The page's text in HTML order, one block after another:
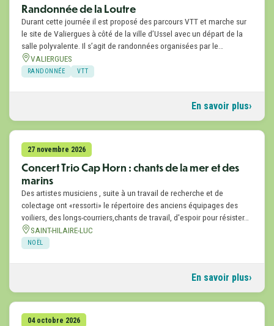
Randonnée de la Loutre
Durant cette journée il est proposé des parcours VTT et marche sur
le site de Valiergues à côté de la ville d’Ussel avec un départ de la
salle polyvalente. Il s’agit de randonnées organisées par le…
VALIERGUES
RANDONNÉE VTT
En savoir plus
27 novembre 2026
Concert Trio Cap Horn : chants de la mer et des
marins
Des artistes musiciens , suite à un travail de recherche et de
colectage ont «ressorti» le répertoire des anciens équipages des
voiliers, des longs-courriers,chants de travail, d'espoir pour résister…
SAINT-HILAIRE-LUC
NOËL
En savoir plus
04 octobre 2026